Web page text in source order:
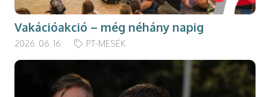
Vakációakció – még néhány napig
2026. 06. 16. PT-MESÉK